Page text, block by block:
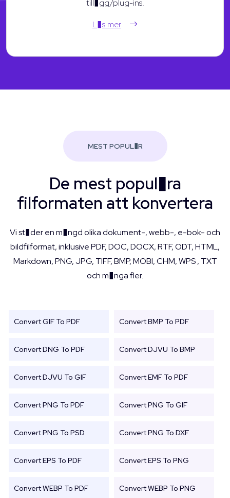
till�gg/plug-ins.
L�s mer
MEST POPUL�R
De mest popul�ra
filformaten att konvertera
Vi st�der en m�ngd olika dokument-, webb-, e-bok- och
bildfilformat, inklusive PDF, DOC, DOCX, RTF, ODT, HTML,
Markdown, PNG, JPG, TIFF, BMP, MOBI, CHM, WPS , TXT
och m�nga fler.
Convert GIF To PDF Convert BMP To PDF
Convert DNG To PDF Convert DJVU To BMP
Convert DJVU To GIF Convert EMF To PDF
Convert PNG To PDF Convert PNG To GIF
Convert PNG To PSD Convert PNG To DXF
Convert EPS To PDF Convert EPS To PNG
Convert WEBP To PDF Convert WEBP To PNG